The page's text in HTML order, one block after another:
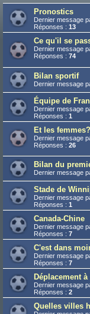
Pronostics
Dernier message
Réponses : 13
Ce qu'il se
Dernier message
Réponses : 74
Bilan sportif
Dernier message
Équipe de
Dernier message
Réponses : 1
Et les femmes?
Dernier message
Réponses : 26
Bilan du
Dernier message
Stade de
Dernier message
Réponses : 1
Canada-Chine
Dernier message
Réponses : 7
C'est dans
Dernier message
Réponses : 7
Déplacement
Dernier message
Réponses : 2
Quelles villes